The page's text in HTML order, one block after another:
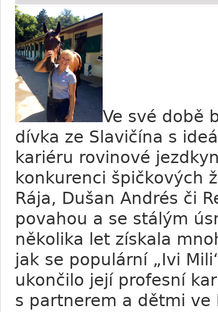
Ve své době
dívka ze Slavičína s
kariéru rovinové
konkurenci špičkových
Rája, Dušan Andrés či
povahou a se stálým
několika let získala
jak se populární „Ivi
ukončilo její profesní
s partnerem a dětmi ve